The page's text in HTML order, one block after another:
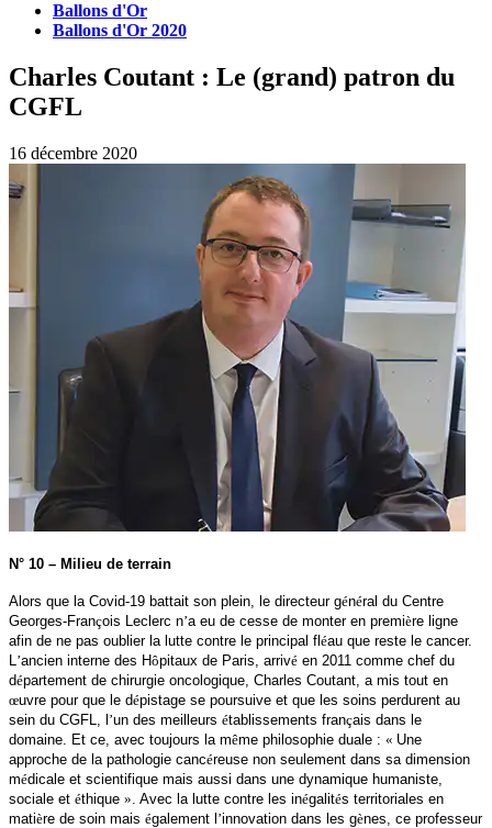
Ballons d'Or
Ballons d'Or 2020
Charles Coutant : Le (grand) patron du
CGFL
16 décembre 2020
N° 10 – Milieu de terrain
Alors que la Covid-19 battait son plein, le directeur général du Centre
Georges-François Leclerc n’a eu de cesse de monter en première ligne
afin de ne pas oublier la lutte contre le principal fl éau que reste le cancer.
’ancien interne des Hôpitaux de Paris, arrivé en 2011 comme chef du
département de chirurgie oncologique, Charles Coutant, a mis tout en
œuvre pour que le dépistage se poursuive et que les soins perdurent au
sein du CGFL, l ’un des meilleurs établissements français dans le
domaine. Et ce, avec toujours la même philosophie duale : « Une
approche de la pathologie cancéreuse non seulement dans sa dimension
médicale et scientifique mais aussi dans une dynamique humaniste,
sociale et éthique » . Avec la lutte contre les inégalités territoriales en
matière de soin mais également l ’innovation dans les gènes, ce professeur